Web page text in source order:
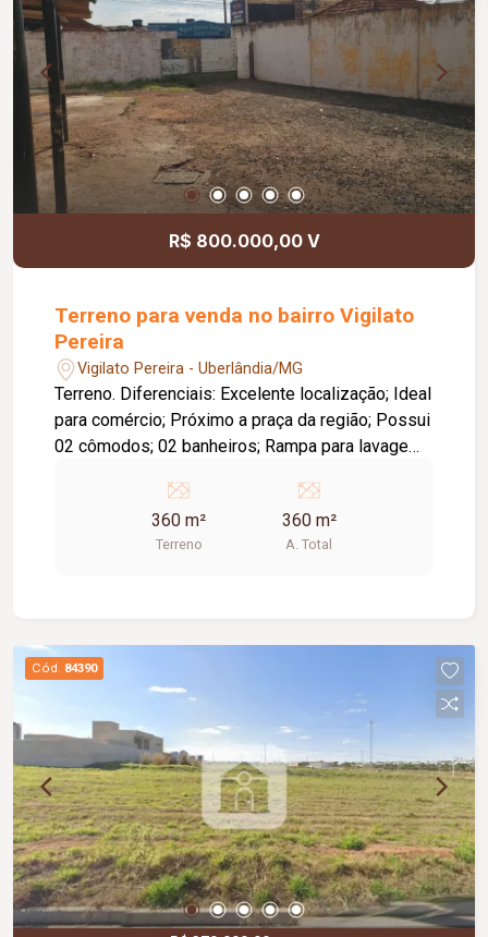
R$ 800.000,00 V
Terreno para venda no bairro Vigilato
Pereira
Vigilato Pereira - Uberlândia/MG
Terreno. Diferenciais: Excelente localização; Ideal
para comércio; Próximo a praça da região; Possui
02 cômodos; 02 banheiros; Rampa para lavagem
360 m²
Terreno
360 m²
A. Total
Cód. 84390